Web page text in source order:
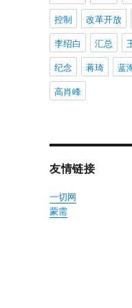
控制
改革开放
李绍白
汇总
纪念
蒋琦 蓝
高肖峰
友情链接
一切网
蒙需